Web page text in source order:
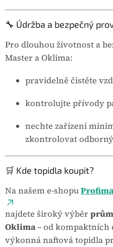
🔧 Údržba a bezpečný
Pro dlouhou životnost a
Master a Oklima:
pravidelně čistěte
kontrolujte přívody
nechte zařízení
zkontrolovat
🛒 Kde topidla koupit?
Na našem e-shopu
najdete široký výběr
Oklima– od kompaktních
výkonná naftová topidla